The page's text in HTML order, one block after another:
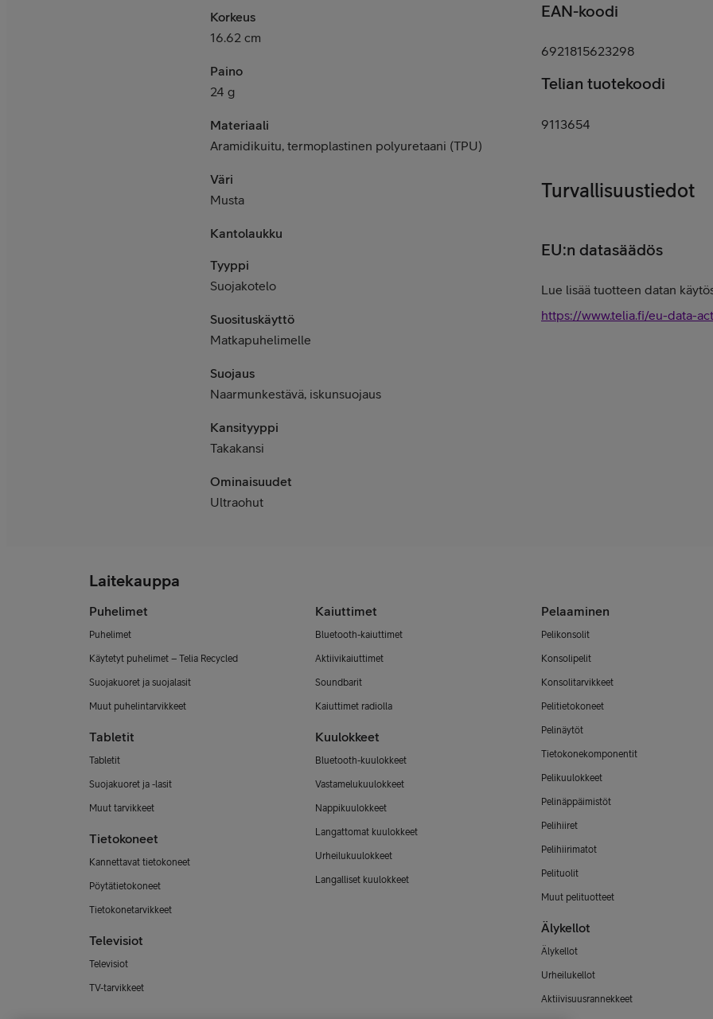
Korkeus
16.62 cm
Paino
24 g
Materiaali
Aramidikuitu, termoplastinen polyuretaani (TPU)
Väri
Musta
Kantolaukku
Tyyppi
Suojakotelo
Suosituskäyttö
Matkapuhelimelle
Suojaus
Naarmunkestävä, iskunsuojaus
Kansityyppi
Takakansi
Ominaisuudet
Ultraohut
EAN-koodi
6921815623298
Telian tuotekoodi
9113654
Turvallisuustiedot
EU:n datasäädös
Lue lisää tuotteen datan
https://www.telia.fi/eu-data-act
Laitekauppa
Puhelimet
Puhelimet
Käytetyt puhelimet – Telia Recycled
Suojakuoret ja suojalasit
Muut puhelintarvikkeet
Tabletit
Tabletit
Suojakuoret ja -lasit
Muut tarvikkeet
Tietokoneet
Kannettavat tietokoneet
Pöytätietokoneet
Tietokonetarvikkeet
Televisiot
Televisiot
TV-tarvikkeet
Kaiuttimet
Bluetooth-kaiuttimet
Aktiivikaiuttimet
Soundbarit
Kaiuttimet radiolla
Kuulokkeet
Bluetooth-kuulokkeet
Vastamelukuulokkeet
Nappikuulokkeet
Langattomat kuulokkeet
Urheilukuulokkeet
Langalliset kuulokkeet
Pelaaminen
Pelikonsolit
Konsolipelit
Konsolitarvikkeet
Pelitietokoneet
Pelinäytöt
Tietokonekomponentit
Pelikuulokkeet
Pelinäppäimistöt
Pelihiiret
Pelihiirimatot
Pelituolit
Muut pelituotteet
Älykellot
Älykellot
Urheilukellot
Aktiivisuusrannekkeet